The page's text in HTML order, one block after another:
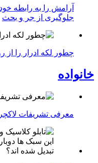
آرامش را به رابطه
جلوگیری از جر و بحث
چطور لکه ادرار را
خانواده
معرفی تشریفات